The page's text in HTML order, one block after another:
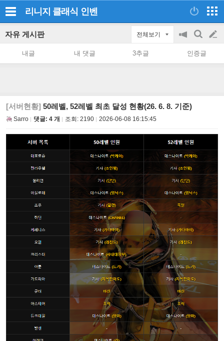
리니지 클래식 인벤
자유 게시판 전체보기
공
on/off
검
색
글
쓰
내글 내 댓글 3추글 인증글
[서버현황] 50레벨, 52레벨 최초 달성 현황(26. 6. 8. 기준)
Sarro 댓글: 4 개 조회: 2190 2026-06-08 16:15:45